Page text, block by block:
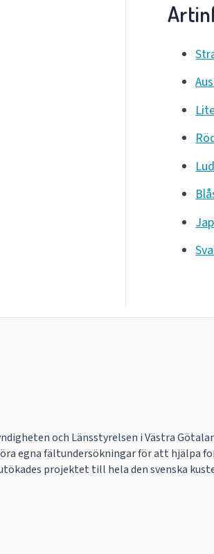
och Länsstyrelsen i Västra
egna fältundersökningar för att hjälpa
projektet till hela den svenska